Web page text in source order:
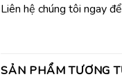
Liên hệ chúng tôi ngay
SẢN PHẨM TƯƠNG